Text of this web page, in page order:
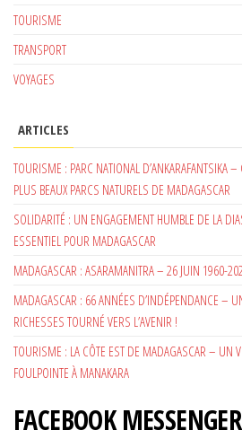
TOURISME
TRANSPORT
VOYAGES
ARTICLES
TOURISME : PARC NATIONAL D’ANKARAFANTSIKA
PLUS BEAUX PARCS NATURELS DE MADAGASCAR
SOLIDARITÉ : UN ENGAGEMENT HUMBLE DE LA
ESSENTIEL POUR MADAGASCAR
MADAGASCAR : ASARAMANITRA – 26 JUIN 1960-
MADAGASCAR : 66 ANNÉES D’INDÉPENDANCE –
RICHESSES TOURNÉ VERS L’AVENIR !
TOURISME : LA CÔTE EST DE MADAGASCAR – UN
FOULPOINTE À MANAKARA
FACEBOOK MESSENGER